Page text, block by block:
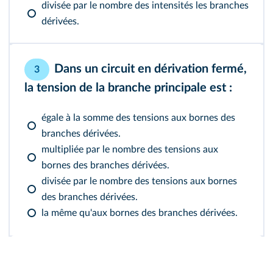
divisée par le nombre des intensités les branches
dérivées.
3
Dans un circuit en dérivation fermé,
la tension de la branche principale est :
égale à la somme des tensions aux bornes des
branches dérivées.
multipliée par le nombre des tensions aux
bornes des branches dérivées.
divisée par le nombre des tensions aux bornes
des branches dérivées.
la même qu'aux bornes des branches dérivées.